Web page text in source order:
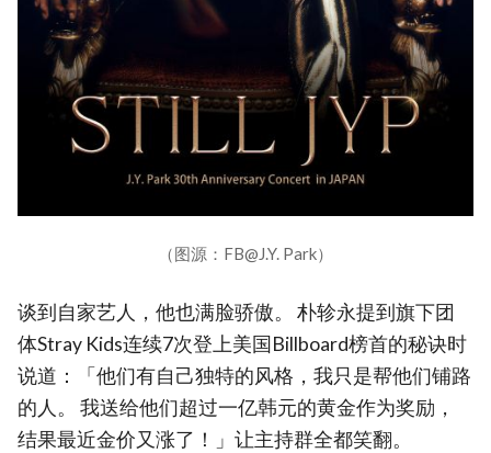
（图源：FB@J.Y. Park）
谈到自家艺人，他也满脸骄傲。 朴轸永提到旗下团
体Stray Kids连续7次登上美国Billboard榜首的秘诀时
说道：「他们有自己独特的风格，我只是帮他们铺路
的人。 我送给他们超过一亿韩元的黄金作为奖励，
结果最近金价又涨了！」让主持群全都笑翻。